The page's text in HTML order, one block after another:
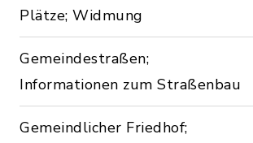
Plätze; Widmung
Gemeindestraßen;
Informationen zum Straßenbau
Gemeindlicher Friedhof;